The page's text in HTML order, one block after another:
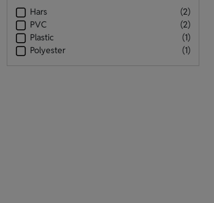
Hars
(2)
PVC
(2)
Plastic
(1)
Polyester
(1)